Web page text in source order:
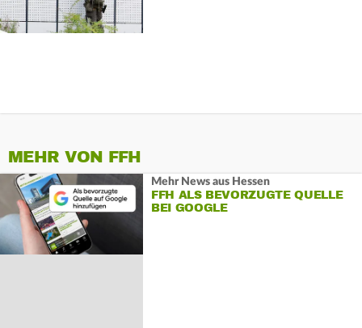
MEHR VON FFH
Mehr News aus Hessen
FFH ALS BEVORZUGTE QUELLE
BEI GOOGLE